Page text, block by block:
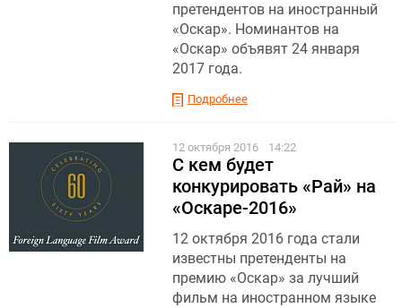
претендентов на иностранный
«Оскар». Номинантов на
«Оскар» объявят 24 января
2017 года.
Подробнее
12 октября 2016 14:22
С кем будет
конкурировать «Рай» на
«Оскаре-2016»
12 октября 2016 года стали
известны претенденты на
премию «Оскар» за лучший
фильм на иностранном языке